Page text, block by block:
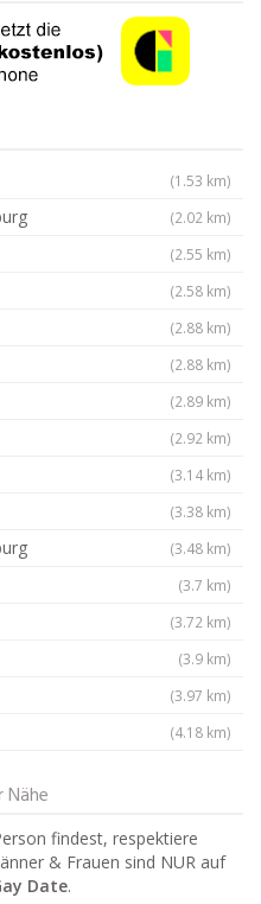
(1.53 km)
(2.02 km)
(2.55 km)
(2.58 km)
(2.88 km)
(2.88 km)
(2.89 km)
(2.92 km)
(3.14 km)
(3.38 km)
(3.48 km)
(3.7 km)
(3.72 km)
(3.9 km)
(3.97 km)
(4.18 km)
findest, respektiere
& Frauen sind NUR auf
Date.